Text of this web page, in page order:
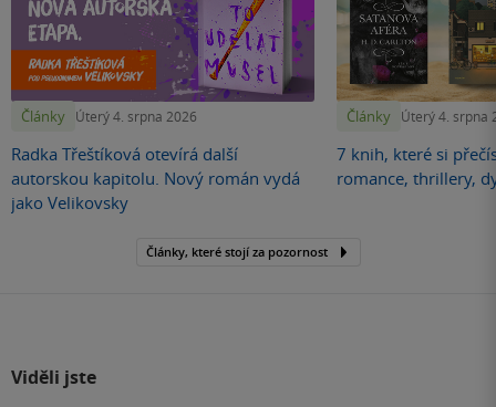
Články Úterý 4. srpna 2026
Radka Třeštíková otevírá další
autorskou kapitolu. Nový román vydá
jako Velikovsky
Články Úterý 4. srpna
7 knih, které si
romance, thrillery,
Články, které stojí za pozornost
Viděli jste